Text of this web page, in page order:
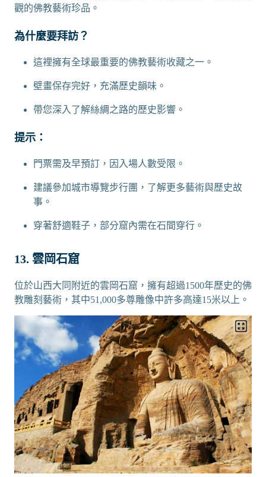
觀的佛教藝術珍品。
為什麼要拜訪？
這裡擁有全球最重要的佛教藝術收藏之一。
壁畫保存完好，充滿歷史韻味。
帶您深入了解絲綢之路的歷史影響。
提示：
門票需及早預訂，因入場人數受限。
建議參加城市導覽步行團，了解更多藝術與歷史故
事。
穿著舒適鞋子，部分窟內需在石間穿行。
13. 雲岡石窟
位於山西大同附近的雲岡石窟，擁有超過1500年歷史的佛
教雕刻藝術，其中51,000多尊雕像中許多高達15米以上。